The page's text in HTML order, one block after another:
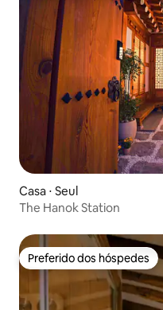
Casa ⋅ Seul
The Hanok Station
Preferido dos hóspedes
Preferido dos hóspedes